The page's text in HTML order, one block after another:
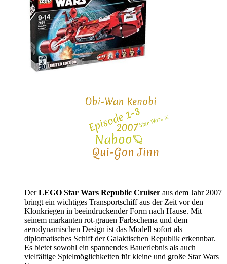
DerLEGO Star Wars Republic Cruiser aus dem Jahr 2007
bringt ein wichtiges Transportschiff aus der Zeit vor den
Klonkriegen in beeindruckender Form nach Hause. Mit
seinem markanten rot-grauen Farbschema und dem
aerodynamischen Design ist das Modell sofort als
diplomatisches Schiff der Galaktischen Republik erkennbar.
Es bietet sowohl ein spannendes Bauerlebnis als auch
vielfältige Spielmöglichkeiten für kleine und große Star Wars